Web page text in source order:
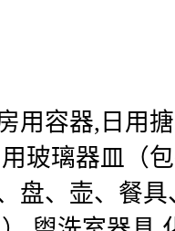
用容器,日用
玻璃器皿（
盘、壶、餐